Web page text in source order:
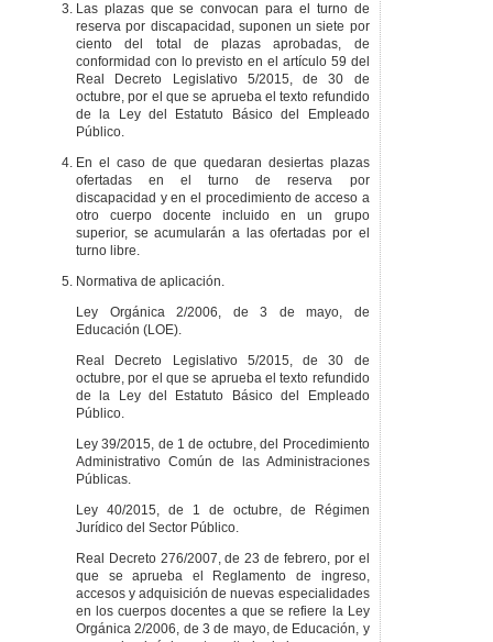
Las plazas que se convocan para el turno de
reserva por discapacidad, suponen un siete por
ciento del total de plazas aprobadas, de
conformidad con lo previsto en el artículo 59 del
Real Decreto Legislativo 5/2015, de 30 de
octubre, por el que se aprueba el texto refundido
de la Ley del Estatuto Básico del Empleado
Público.
En el caso de que quedaran desiertas plazas
ofertadas en el turno de reserva por
discapacidad y en el procedimiento de acceso a
otro cuerpo docente incluido en un grupo
superior, se acumularán a las ofertadas por el
turno libre.
Normativa de aplicación.
Ley Orgánica 2/2006, de 3 de mayo, de
Educación (LOE).
Real Decreto Legislativo 5/2015, de 30 de
octubre, por el que se aprueba el texto refundido
de la Ley del Estatuto Básico del Empleado
Público.
Ley 39/2015, de 1 de octubre, del Procedimiento
Administrativo Común de las Administraciones
Públicas.
Ley 40/2015, de 1 de octubre, de Régimen
Jurídico del Sector Público.
Real Decreto 276/2007, de 23 de febrero, por el
que se aprueba el Reglamento de ingreso,
accesos y adquisición de nuevas especialidades
en los cuerpos docentes a que se refiere la Ley
Orgánica 2/2006, de 3 de mayo, de Educación, y